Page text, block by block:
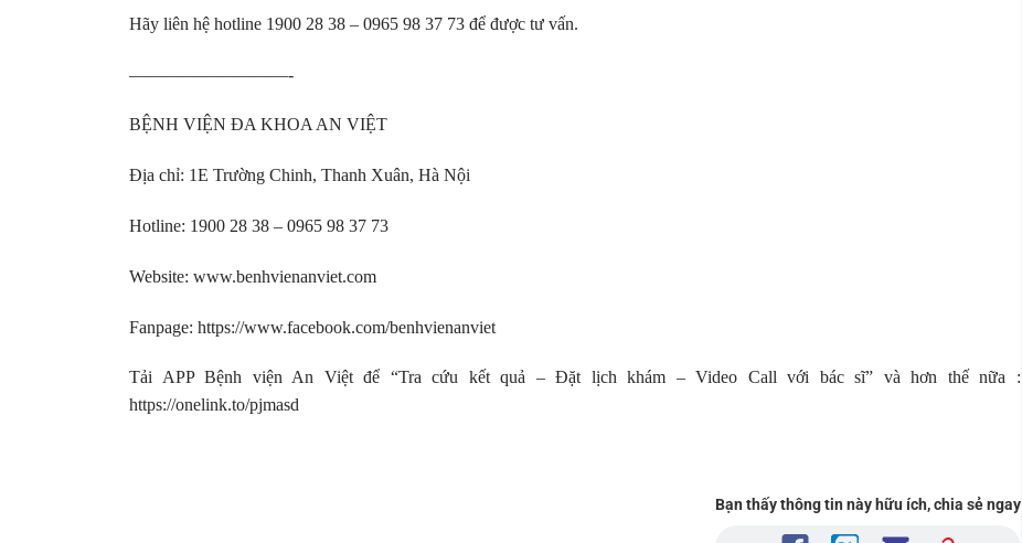
Hãy liên hệ hotline 1900 28 38 – 0965 98 37 73 để được tư vấn.
—————————-
BỆNH VIỆN ĐA KHOA AN VIỆT
Địa chỉ: 1E Trường Chinh, Thanh Xuân, Hà Nội
Hotline: 1900 28 38 – 0965 98 37 73
Website: www.benhvienanviet.com
Fanpage: https://www.facebook.com/benhvienanviet
Tải APP Bệnh viện An Việt để “Tra cứu kết quả – Đặt lịch khám – Video Call với bác sĩ” và hơn thế nữa :
https://onelink.to/pjmasd
Bạn thấy thông tin này hữu ích, chia sẻ ngay